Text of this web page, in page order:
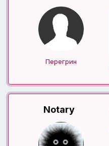
Перегрин
Notary